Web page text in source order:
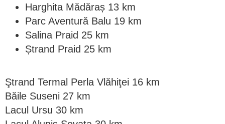
Harghita Mădăraș 13 km
Parc Aventură Balu 19 km
Salina Praid 25 km
Ștrand Praid 25 km
Ştrand Termal Perla Vlăhiţei 16 km
Băile Suseni 27 km
Lacul Ursu 30 km